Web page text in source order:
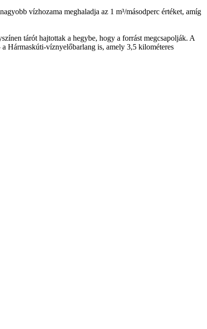
vízhozama meghaladja az 1 m³/másodperc értéket, amíg
tárót hajtottak a hegybe, hogy a forrást megcsapolják. A
Hármaskúti-víznyelőbarlang is, amely 3,5 kilométeres